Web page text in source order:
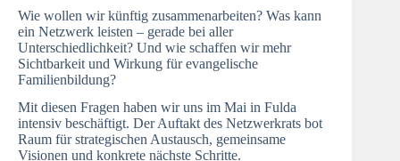
Wie wollen wir künftig zusammenarbeiten? Was kann
ein Netzwerk leisten – gerade bei aller
Unterschiedlichkeit? Und wie schaffen wir mehr
Sichtbarkeit und Wirkung für evangelische
Familienbildung?
Mit diesen Fragen haben wir uns im Mai in Fulda
intensiv beschäftigt. Der Auftakt des Netzwerkrats bot
Raum für strategischen Austausch, gemeinsame
Visionen und konkrete nächste Schritte.